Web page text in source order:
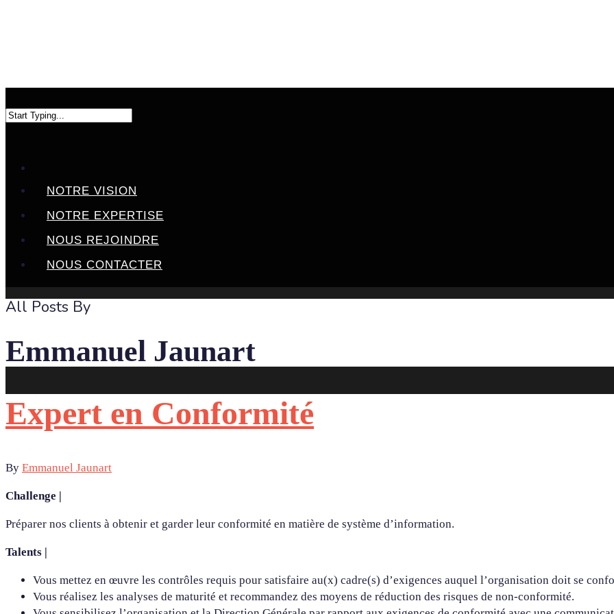
NOTRE VISION
NOTRE EXPERTISE
NOUS REJOINDRE
NOUS CONTACTER
All Posts By
Emmanuel Jaunart
Expert en Conformité
By Emmanuel Jaunart
Challenge |
Préparer nos clients à obtenir et garder leur conformité en matière de système d’information.
Talents |
Vous mettez en œuvre les contrôles requis pour satisfaire au(x) cadre(s) d’exigences auquel l’organisation doit se
Vous réalisez les analyses de maturité et recommandez des moyens de réduction des risques de non-conformité.